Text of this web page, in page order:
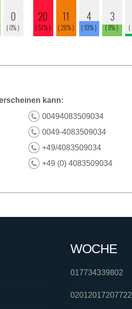
kann:
00494083509034
0049-4083509034
+49/4083509034
+49 (0) 4083509034
WOCHE
017734339802
02012017207722